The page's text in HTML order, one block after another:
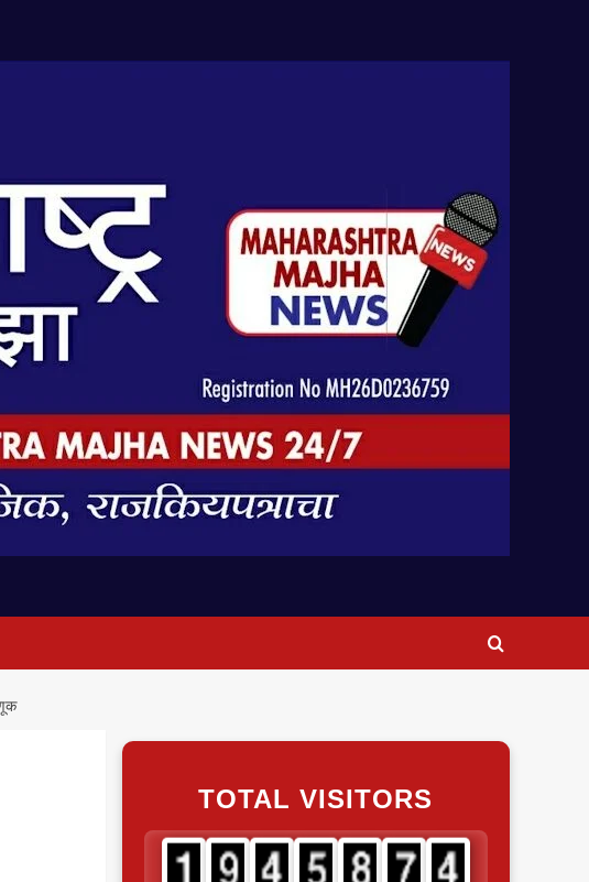
TOTAL VISITORS